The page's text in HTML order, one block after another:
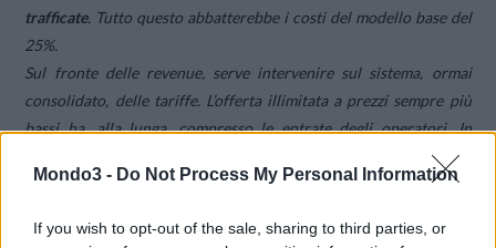
Mondo3 - Do Not Process My Personal Information
If you wish to opt-out of the sale, sharing to third parties, or
trafficate. Tutto questo abbatterebbe i costi del modello base del
25%.
Sul fronte delle revenue, serve intervenire sul sistema, ormai
consolidato, delle tariffe. L’offerta illimitata a prezzi sempre più
bassi ha, alla lunga, compresso le entrate degli operatori. In
futuro, con l’introduzione della nuova tecnologia, potranno (anzi,
dovranno) predisporre piani diversificati a seconda dei servizi
ricerche gli utenti sarebbero disposti a pagare di più per